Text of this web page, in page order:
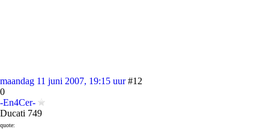
maandag 11 juni 2007, 19:15 uur #12
0
-En4Cer-
Ducati 749
quote: